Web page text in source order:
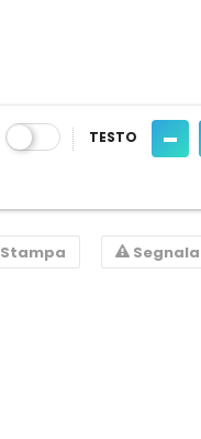
TESTO -
Stampa Segnala